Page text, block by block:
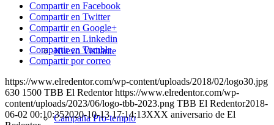
Nuevo Visitante
Campaña Pro-templo
Compartir en Facebook
Compartir en Twitter
Compartir en Google+
Compartir en Linkedin
Compartir en Tumblr
Compartir por correo
https://www.elredentor.com/wp-content/uploads/2018/02/logo30.jpg
630 1500 TBB El Redentor https://www.elredentor.com/wp-
content/uploads/2023/06/logo-tbb-2023.png TBB El Redentor2018-
06-02 00:10:352020-10-13 17:14:13XXX aniversario de El